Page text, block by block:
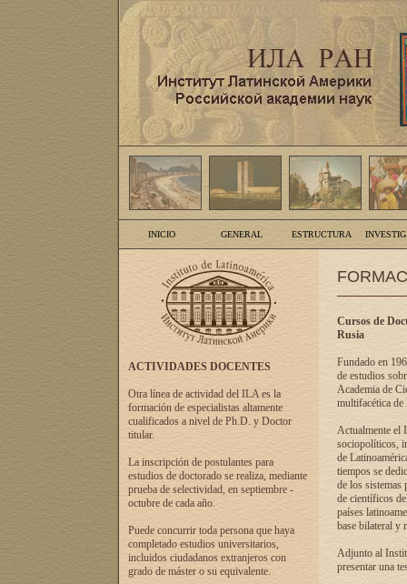
INICIO GENERAL ESTRUCTURA
ACTIVIDADES DOCENTES
Otra línea de actividad del ILA es la
formación de especialistas altamente
cualificados a nivel de Ph.D. y Doctor
titular.
La inscripción de postulantes para
estudios de doctorado se realiza, mediante
prueba de selectividad, en septiembre -
octubre de cada año.
Puede concurrir toda persona que haya
completado estudios universitarios,
incluidos ciudadanos extranjeros con
grado de máster o su equivalente.
Cursos de
Rusia
Fundado en
de estudios
Academia de
multifacética de
Actualmente el
sociopolíticos,
de
tiempos se
de los sistemas
de científicos
países
base bilateral y
Adjunto al
presentar una